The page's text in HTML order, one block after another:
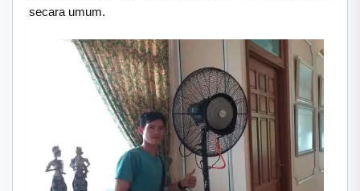
secara umum.